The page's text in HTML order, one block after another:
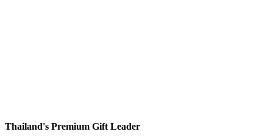
Thailand's Premium Gift Leader